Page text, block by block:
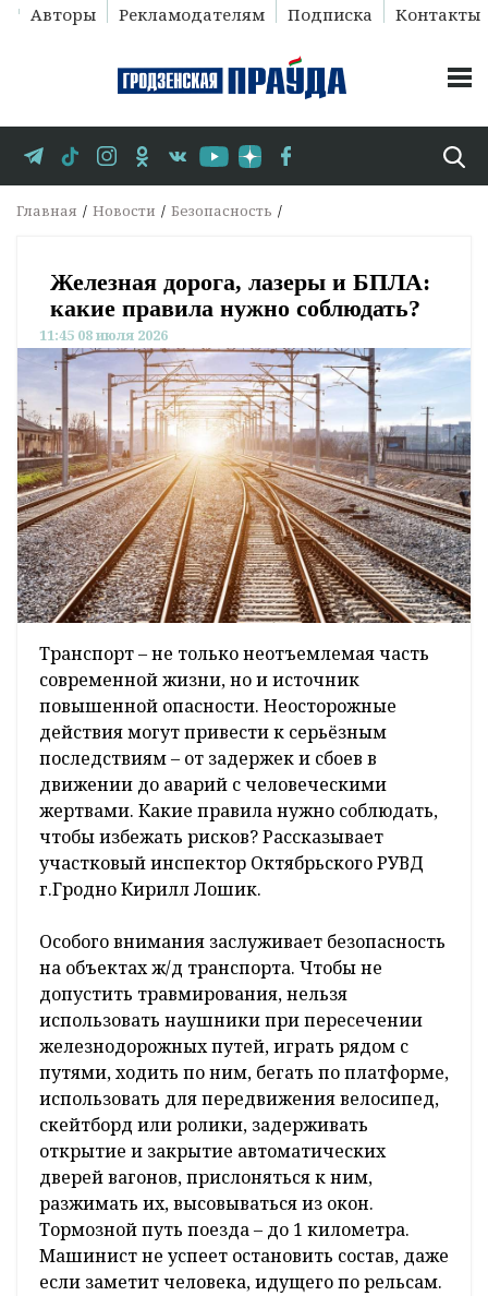
Авторы Рекламодателям Подписка Контакты
Главная Новости Безопасность
Железная дорога, лазеры и БПЛА:
какие правила нужно соблюдать?
11:45 08 июля 2026
Транспорт – не только неотъемлемая часть
современной жизни, но и источник
повышенной опасности. Неосторожные
действия могут привести к серьёзным
последствиям – от задержек и сбоев в
движении до аварий с человеческими
жертвами. Какие правила нужно соблюдать,
чтобы избежать рисков? Рассказывает
участковый инспектор Октябрьского РУВД
г.Гродно Кирилл Лошик.
Особого внимания заслуживает безопасность
на объектах ж/д транспорта. Чтобы не
допустить травмирования, нельзя
использовать наушники при пересечении
железнодорожных путей, играть рядом с
путями, ходить по ним, бегать по платформе,
использовать для передвижения велосипед,
скейтборд или ролики, задерживать
открытие и закрытие автоматических
дверей вагонов, прислоняться к ним,
разжимать их, высовываться из окон.
Тормозной путь поезда – до 1 километра.
Машинист не успеет остановить состав, даже
если заметит человека, идущего по рельсам.